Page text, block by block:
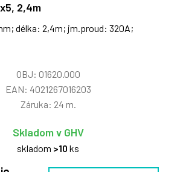
2,4m
délka: 2,4m; jm.proud: 320A;
OBJ: 01620.000
EAN: 4021267016203
Záruka: 24 m.
Skladom v GHV
skladom >10 ks